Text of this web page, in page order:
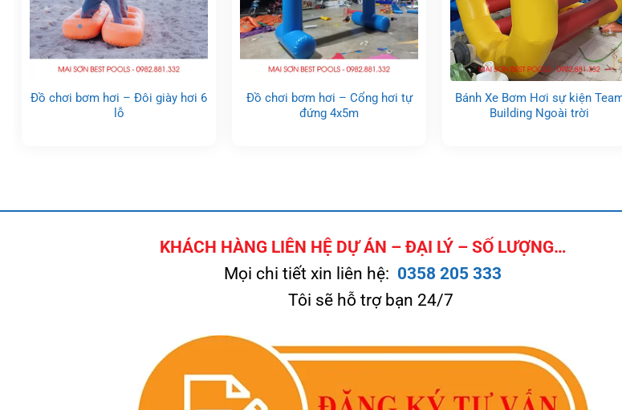
Đồ chơi bơm hơi – Đôi giày hơi 6
lỗ
Đồ chơi bơm hơi – Cổng hơi tự
đứng 4x5m
Bánh Xe Bơm Hơi sự kiện
Building Ngoài trời
KHÁCH HÀNG LIÊN HỆ DỰ ÁN – ĐẠI LÝ – SỐ LƯỢNG…
Mọi chi tiết xin liên hệ: 0358 205 333
Tôi sẽ hỗ trợ bạn 24/7